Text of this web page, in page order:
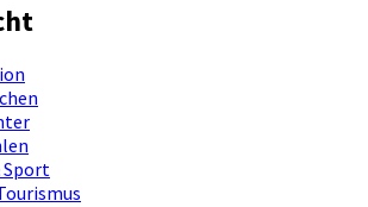
Sport